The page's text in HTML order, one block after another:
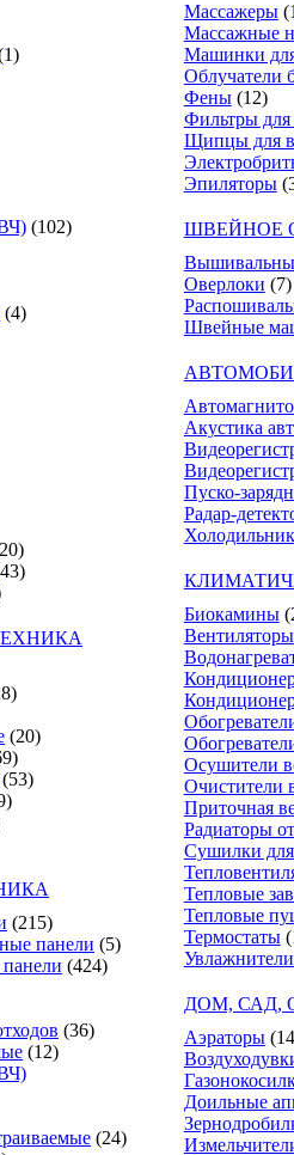
(102)
(4)
(20)
(53)
(215)
панели (5)
(424)
(36)
(12)
(24)
Массажеры
Массажные
Машинки
Облучатели
Фены (12)
Фильтры
Щипцы для
Эпиляторы
ШВЕЙНОЕ
Оверлоки (7)
Швейные
Акустика
Пуско-
Радар-
Биокамины
Вентиляторы
Осушители
Очистители
Приточная
Радиаторы
Сушилки
Тепловые
Тепловые
Термостаты
ДОМ, САД,
Аэраторы
Доильные